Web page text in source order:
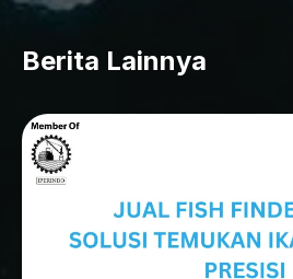
Berita Lainnya